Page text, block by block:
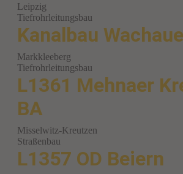
Leipzig
Tiefrohrleitungsbau
Kanalbau
Markkleeberg
Tiefrohrleitungsbau
L1361 Mehnaer
BA
Misselwitz-Kreutzen
Straßenbau
L1357 OD Beiern